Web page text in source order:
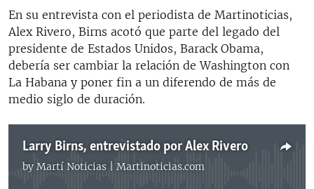
En su entrevista con el periodista de Martinoticias,
Alex Rivero, Birns acotó que parte del legado del
presidente de Estados Unidos, Barack Obama,
debería ser cambiar la relación de Washington con
La Habana y poner fin a un diferendo de más de
medio siglo de duración.
Larry Birns, entrevistado por Alex Rivero
by Martí Noticias | Martinoticias.com
No media source currently available